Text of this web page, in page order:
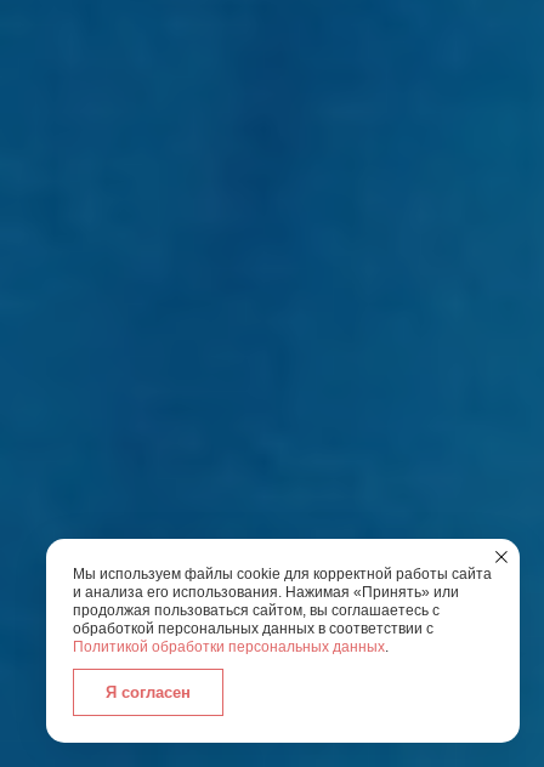
Мы используем файлы cookie для корректной работы сайта
и анализа его использования. Нажимая «Принять» или
продолжая пользоваться сайтом, вы соглашаетесь с
обработкой персональных данных в соответствии с
Политикой обработки персональных данных.
Я согласен